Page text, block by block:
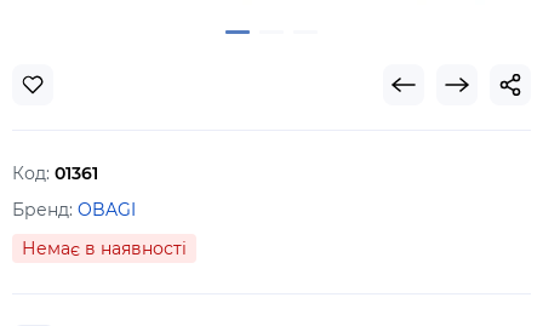
Код: 01361
Бренд: OBAGI
Немає в наявності